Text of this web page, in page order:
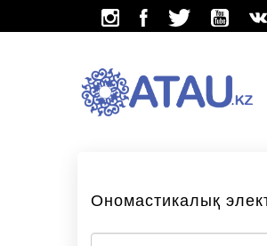
Ономастикалық